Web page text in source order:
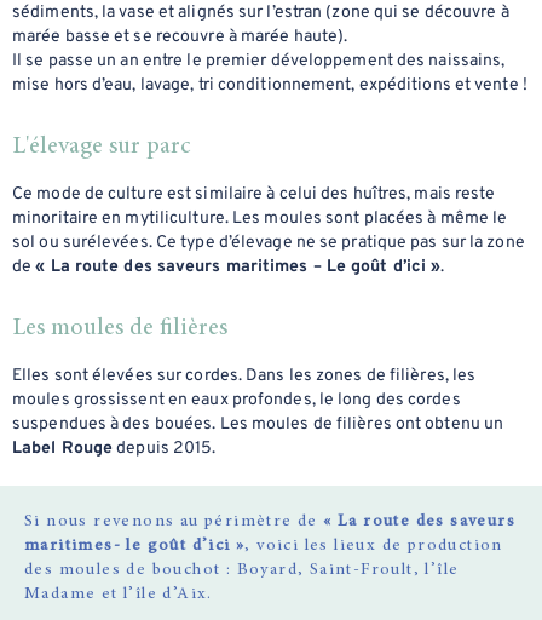
sédiments, la vase et alignés sur l’estran (zone qui se découvre à
marée basse et se recouvre à marée haute).
Il se passe un an entre le premier développement des naissains,
mise hors d’eau, lavage, tri conditionnement, expéditions et vente !
L'élevage sur parc
Ce mode de culture est similaire à celui des huîtres, mais reste
minoritaire en mytiliculture. Les moules sont placées à même le
sol ou surélevées. Ce type d’élevage ne se pratique pas sur la zone
de« La route des saveurs maritimes – Le goût d’ici ».
Les moules de filières
Elles sont élevées sur cordes. Dans les zones de filières, les
moules grossissent en eaux profondes, le long des cordes
suspendues à des bouées. Les moules de filières ont obtenu un
Label Rougedepuis 2015.
Si nous revenons au périmètre de« La route des saveurs
maritimes- le goût d’ici », voici les lieux de production
des moules de bouchot : Boyard, Saint-Froult, l’île
Madame et l’île d’Aix.